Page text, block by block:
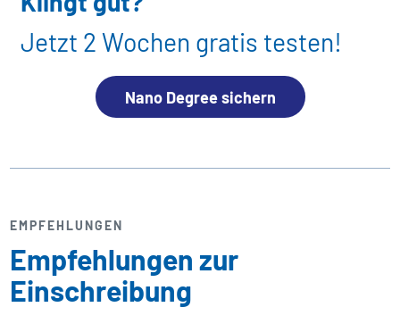
Jetzt 2 Wochen gratis testen!
Nano Degree sichern
EMPFEHLUNGEN
Empfehlungen zur
Einschreibung